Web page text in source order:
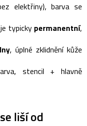
elektřiny), barva se
typicky permanentní,
, úplné zklidnění kůže
stencil + hlavně
liší od